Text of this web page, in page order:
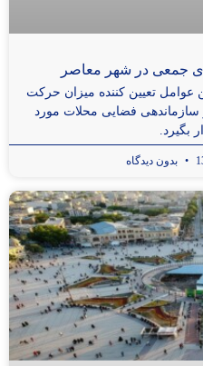
جمعی در شهر معاصر
عوامل تعیین کننده میزان حرکت
فضایی محلات مورد
بگیرد.
بدون دیدگاه